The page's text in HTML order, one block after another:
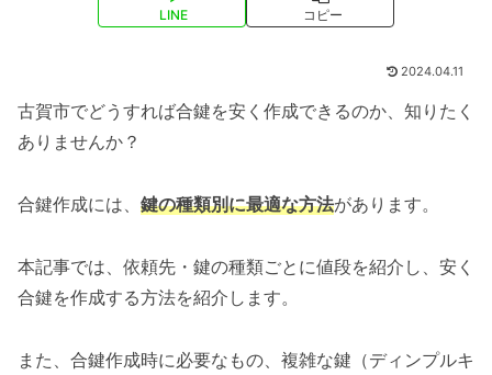
LINE コピー
2024.04.11
古賀市でどうすれば合鍵を安く作成できるのか、知りたく
ありませんか？
合鍵作成には、 鍵の種類別に最適な方法があります。
本記事では、依頼先・鍵の種類ごとに値段を紹介し、安く
合鍵を作成する方法を紹介します。
また、合鍵作成時に必要なもの、複雑な鍵（ディンプルキ